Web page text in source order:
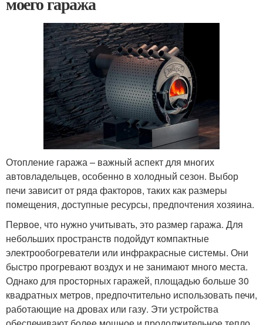
Отопление гаража – важный аспект для многих
автовладельцев, особенно в холодный сезон. Выбор
печи зависит от ряда факторов, таких как размеры
помещения, доступные ресурсы, предпочтения хозяина.
Первое, что нужно учитывать, это размер гаража. Для
небольших пространств подойдут компактные
электрообогреватели или инфракрасные системы. Они
быстро прогревают воздух и не занимают много места.
Однако для просторных гаражей, площадью больше 30
квадратных метров, предпочтительно использовать печи,
работающие на дровах или газу. Эти устройства